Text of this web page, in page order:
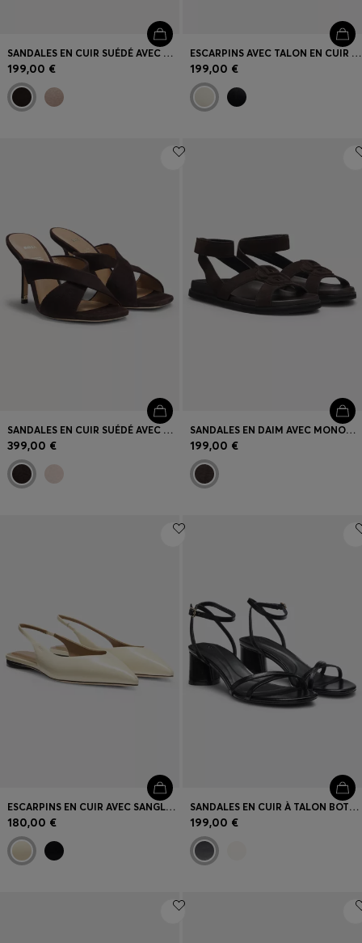
SANDALES EN CUIR SUÉDÉ AVEC MONOGRAMME DOUBLE B BRODÉ
199,00 €
ESCARPINS AVEC TALON EN CUIR ET BRIDE ARRIÈRE
199,00 €
SANDALES EN CUIR SUÉDÉ AVEC BRETELLES CROISÉES
399,00 €
SANDALES EN DAIM AVEC MONOGRAMME DOUBLE B
199,00 €
ESCARPINS EN CUIR AVEC SANGLE SUR TALON OUVERT
180,00 €
SANDALES EN CUIR À TALON BOTTIER ET BRIDES
199,00 €